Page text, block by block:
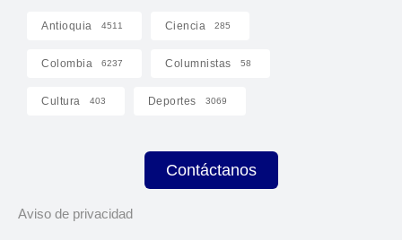
Antioquia 4511 Ciencia 285
Colombia 6237 Columnistas 58
Cultura 403 Deportes 3069
Contáctanos
Aviso de privacidad